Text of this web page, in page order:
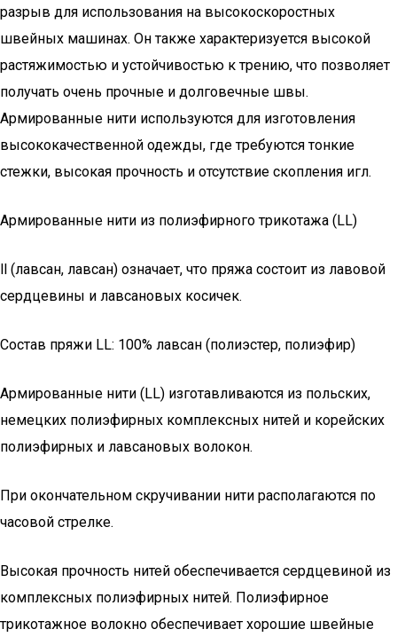
разрыв для использования на высокоскоростных
швейных машинах. Он также характеризуется высокой
растяжимостью и устойчивостью к трению, что позволяет
получать очень прочные и долговечные швы.
Армированные нити используются для изготовления
высококачественной одежды, где требуются тонкие
стежки, высокая прочность и отсутствие скопления игл.
Армированные нити из полиэфирного трикотажа (LL)
ll (лавсан, лавсан) означает, что пряжа состоит из лавовой
сердцевины и лавсановых косичек.
Состав пряжи LL: 100% лавсан (полиэстер, полиэфир)
Армированные нити (LL) изготавливаются из польских,
немецких полиэфирных комплексных нитей и корейских
полиэфирных и лавсановых волокон.
При окончательном скручивании нити располагаются по
часовой стрелке.
Высокая прочность нитей обеспечивается сердцевиной из
комплексных полиэфирных нитей. Полиэфирное
трикотажное волокно обеспечивает хорошие швейные